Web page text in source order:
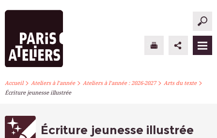
PARIS ATELIERS
ATELIERS À L’ANNÉE
Accueil> Ateliers à l’année> Ateliers à l’année : 2026-2027> Arts du texte>
Écriture jeunesse illustrée
Écriture jeunesse illustrée